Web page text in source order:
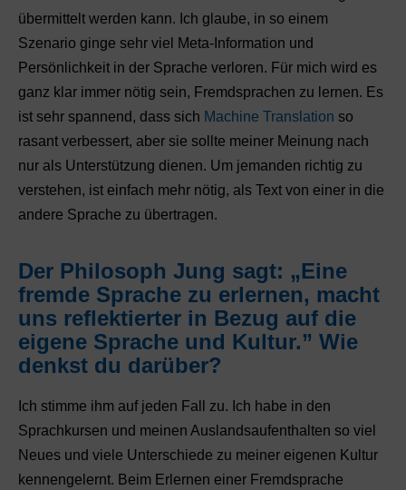
übermittelt werden kann. Ich glaube, in so einem
Szenario ginge sehr viel Meta-Information und
Persönlichkeit in der Sprache verloren. Für mich wird es
ganz klar immer nötig sein, Fremdsprachen zu lernen. Es
ist sehr spannend, dass sich Machine Translation so
rasant verbessert, aber sie sollte meiner Meinung nach
nur als Unterstützung dienen. Um jemanden richtig zu
verstehen, ist einfach mehr nötig, als Text von einer in die
andere Sprache zu übertragen.
Der Philosoph Jung sagt: „Eine
fremde Sprache zu erlernen, macht
uns reflektierter in Bezug auf die
eigene Sprache und Kultur.” Wie
denkst du darüber?
Ich stimme ihm auf jeden Fall zu. Ich habe in den
Sprachkursen und meinen Auslandsaufenthalten so viel
Neues und viele Unterschiede zu meiner eigenen Kultur
kennengelernt. Beim Erlernen einer Fremdsprache